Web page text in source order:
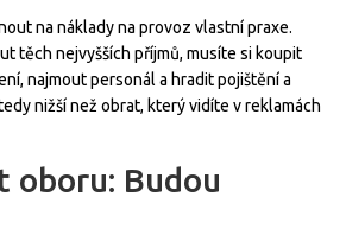
na náklady na provoz vlastní praxe.
těch nejvyšších příjmů, musíte si koupit
najmout personál a hradit pojištění a
nižší než obrat, který vidíte v reklamách
oboru: Budou